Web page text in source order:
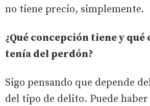
no tiene precio, simplemente.
¿Qué concepción tiene y
tenía del perdón?
Sigo pensando que depende
del tipo de delito. Puede haber